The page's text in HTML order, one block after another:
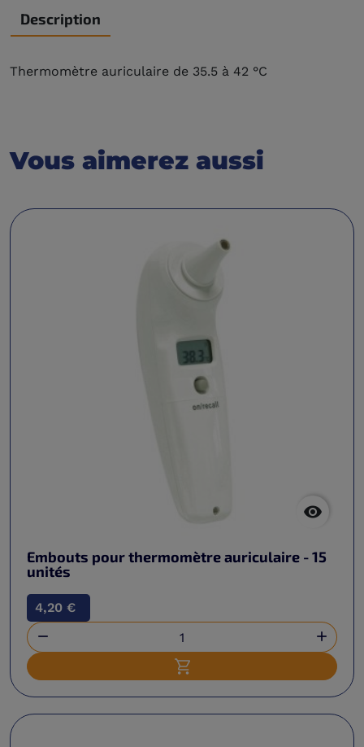
Description
Thermomètre auriculaire de 35.5 à 42 °C
Vous aimerez aussi

Embouts pour thermomètre auriculaire - 15
unités
4,20 €
 
Ajouter au panier